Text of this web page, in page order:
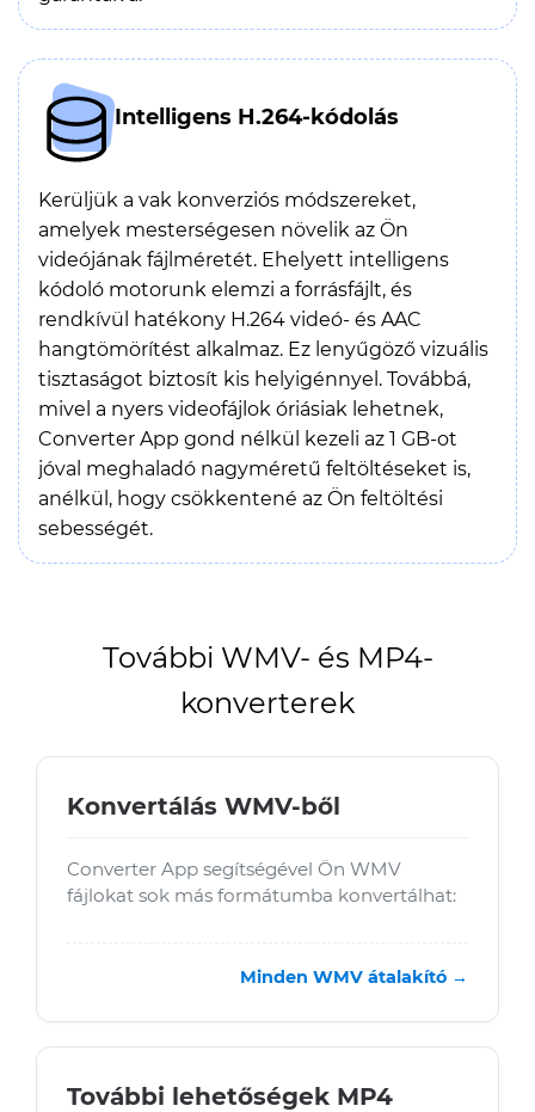
Intelligens H.264-kódolás
Kerüljük a vak konverziós módszereket,
amelyek mesterségesen növelik az Ön
videójának fájlméretét. Ehelyett intelligens
kódoló motorunk elemzi a forrásfájlt, és
rendkívül hatékony H.264 videó- és AAC
hangtömörítést alkalmaz. Ez lenyűgöző vizuális
tisztaságot biztosít kis helyigénnyel. Továbbá,
mivel a nyers videofájlok óriásiak lehetnek,
Converter App gond nélkül kezeli az 1 GB-ot
jóval meghaladó nagyméretű feltöltéseket is,
anélkül, hogy csökkentené az Ön feltöltési
sebességét.
További WMV- és MP4-
konverterek
Konvertálás WMV-ből
Converter App segítségével Ön WMV
fájlokat sok más formátumba konvertálhat:
Minden WMV átalakító →
További lehetőségek MP4